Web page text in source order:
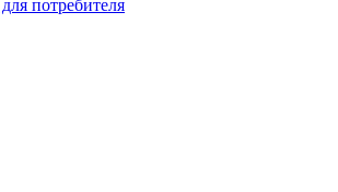
потребителя